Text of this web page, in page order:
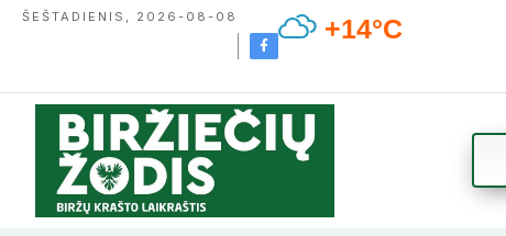
ŠEŠTADIENIS, 2026-08-08 +14°C